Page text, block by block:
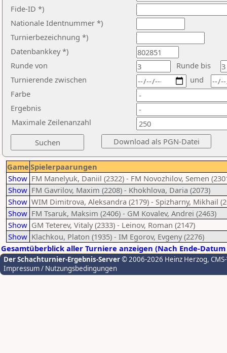
Fide-ID *)
Nationale Identnummer *)
Turnierbezeichnung *)
Datenbankkey *)
Runde von
Runde bis
Turnierende zwischen
Farbe
Ergebnis
und
Maximale Zeilenanzahl
Game Spielerpaarungen
Show FM Manelyuk, Daniil (2322) - FM Novozhilov, Semen
Show FM Gavrilov, Maxim (2208) - Khokhlova, Daria (2073)
Show WIM Dimitrova, Aleksandra (2179) - Spizharny, Mikhail
Show FM Tsaruk, Maksim (2406) - GM Kovalev, Andrei (2463)
Show GM Teterev, Vitaly (2333) - Leinov, Roman (2147)
Show Klachkou, Platon (1935) - IM Egorov, Evgeny (2276)
Gesamtüberblick aller Turniere anzeigen (Nach Ende-
Der Schachturnier-Ergebnis-Server© 2006-2026 Heinz Herzog,
Impressum / Nutzungsbedingungen